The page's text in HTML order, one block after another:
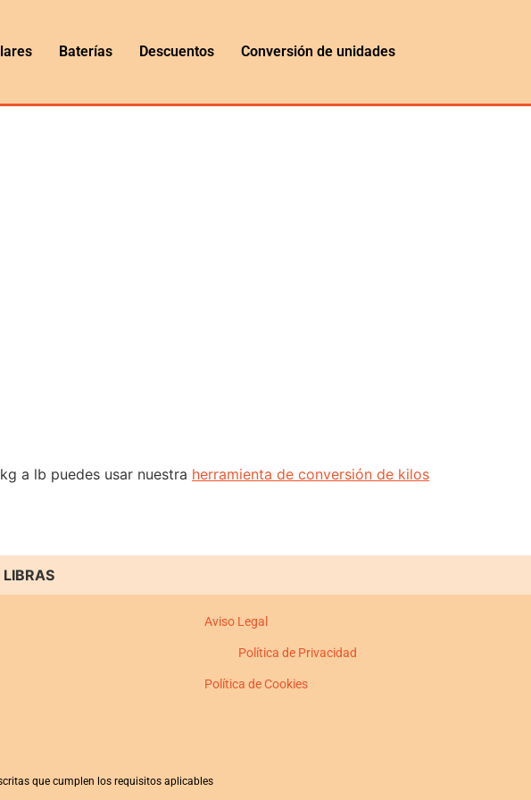
Baterías Descuentos Conversión de unidades
a lb puedes usar nuestra herramienta de conversión de kilos
Aviso Legal
Política de Privacidad
Política de Cookies
que cumplen los requisitos aplicables